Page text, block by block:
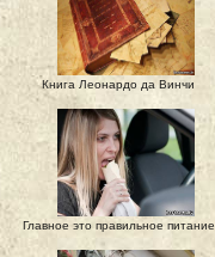
Книга Леонардо да Винчи
Главное это правильное питание